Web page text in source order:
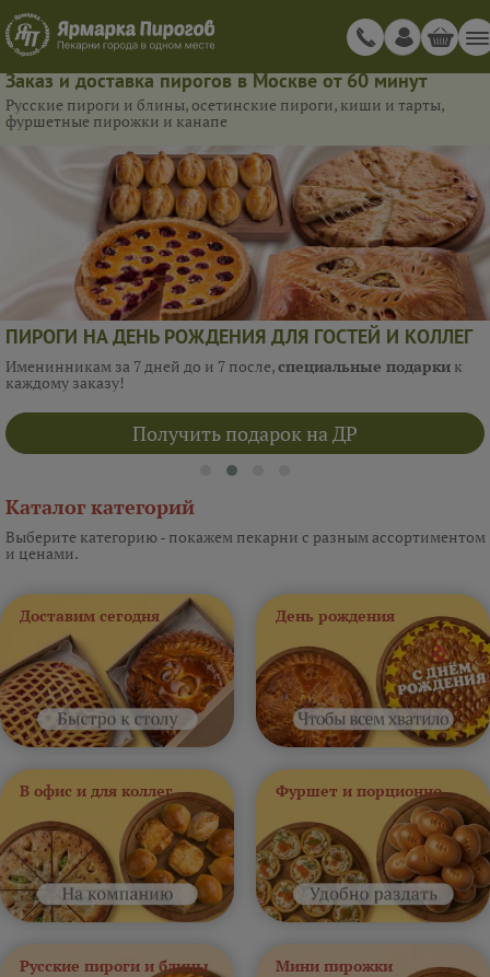
Заказ и доставка пирогов в Москве от 60 минут
Русские пироги и блины, осетинские пироги, киши и тарты,
фуршетные пирожки и канапе
ПИРОГИ НА ДЕНЬ РОЖДЕНИЯ ДЛЯ ГОСТЕЙ И КОЛЛЕГ
Именинникам за 7 дней до и 7 после,специальные подарки к
каждому заказу!
Получить подарок на ДР
Каталог категорий
Выберите категорию - покажем пекарни с разным ассортиментом
и ценами.
Доставим сегодня День рождения
В офис и для коллег Фуршет и порционно
Русские пироги и блины Мини пирожки